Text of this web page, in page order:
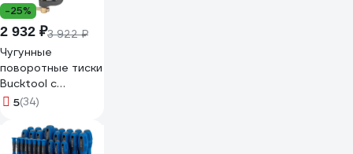
-25%
2 932 ₽3 922 ₽
Чугунные
поворотные тиски
Bucktool с
наковальней и
100мм, 3.4кг DT-
60
5(34)